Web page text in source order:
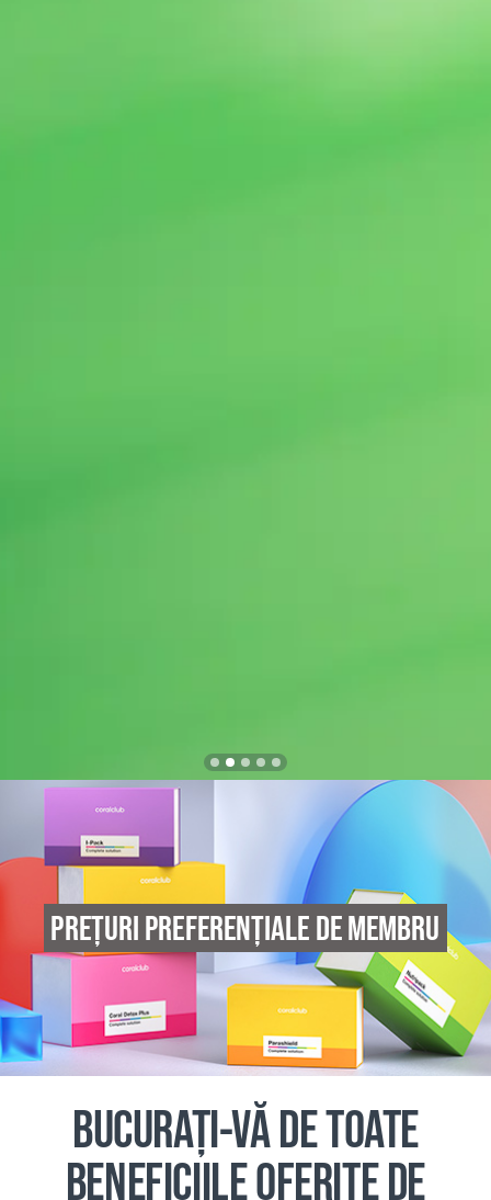
PREȚURI PREFERENȚIALE DE MEMBRU
BUCURAȚI-VĂ DE TOATE
BENEFICIILE OFERITE DE